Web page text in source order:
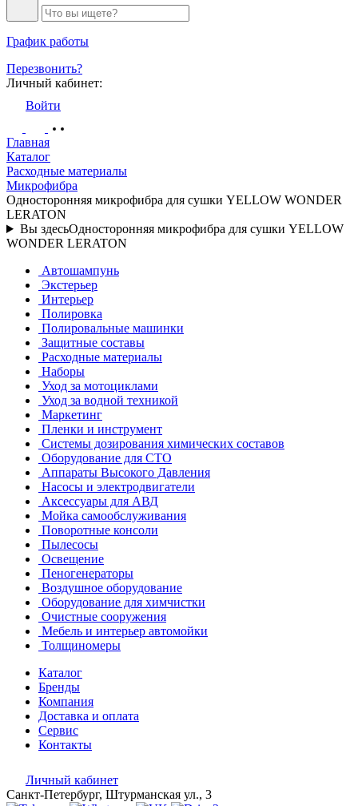
График работы
Перезвонить?
Личный кабинет:
Войти
Главная
Каталог
Расходные материалы
Микрофибра
Односторонняя микрофибра для сушки YELLOW WONDER
LERATON
Вы здесьОдносторонняя микрофибра для сушки YELLOW
WONDER LERATON
Автошампунь
Экстерьер
Интерьер
Полировка
Полировальные машинки
Защитные составы
Расходные материалы
Наборы
Уход за мотоциклами
Уход за водной техникой
Маркетинг
Пленки и инструмент
Системы дозирования химических составов
Оборудование для СТО
Аппараты Высокого Давления
Насосы и электродвигатели
Аксессуары для АВД
Мойка самообслуживания
Поворотные консоли
Пылесосы
Освещение
Пеногенераторы
Воздушное оборудование
Оборудование для химчистки
Очистные сооружения
Мебель и интерьер автомойки
Толщиномеры
Каталог
Бренды
Компания
Доставка и оплата
Сервис
Контакты
Личный кабинет
Санкт-Петербург, Штурманская ул., 3